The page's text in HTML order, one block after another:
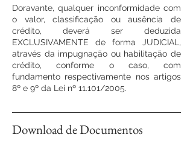
Doravante, qualquer inconformidade com
o valor, classificação ou ausência de
crédito, deverá ser deduzida
EXCLUSIVAMENTE de forma JUDICIAL,
através da impugnação ou habilitação de
crédito, conforme o caso, com
fundamento respectivamente nos artigos
8º e 9º da Lei nº 11.101/2005.
Download de Documentos